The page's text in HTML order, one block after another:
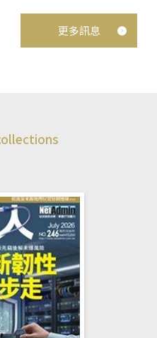
更多訊息